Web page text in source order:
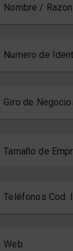
Nombre /
Numero de
Giro de
Tamaño de
Teléfonos Cod.
Web